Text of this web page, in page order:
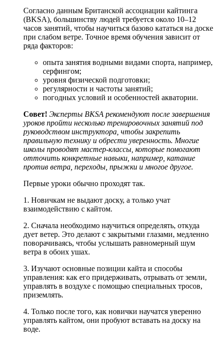
Согласно данным Британской ассоциации кайтинга
(BKSA), большинству людей требуется около 10–12
часов занятий, чтобы научиться базово кататься на доске
при слабом ветре. Точное время обучения зависит от
ряда факторов:
опыта занятия водными видами спорта, например,
серфингом;
уровня физической подготовки;
регулярности и частоты занятий;
погодных условий и особенностей акватории.
Совет! Эксперты BKSA рекомендуют после завершения
уроков пройти несколько тренировочных занятий под
руководством инструктора, чтобы закрепить
правильную технику и обрести уверенность. Многие
школы проводят мастер-классы, которые помогают
отточить конкретные навыки, например, катание
против ветра, переходы, прыжки и многое другое.
Первые уроки обычно проходят так.
1. Новичкам не выдают доску, а только учат
взаимодействию с кайтом.
2. Сначала необходимо научиться определять, откуда
дует ветер. Это делают с закрытыми глазами, медленно
поворачиваясь, чтобы услышать равномерный шум
ветра в обоих ушах.
3. Изучают основные позиции кайта и способы
управления: как его придерживать, отрывать от земли,
управлять в воздухе с помощью специальных тросов,
приземлять.
4. Только после того, как новички научатся уверенно
управлять кайтом, они пробуют вставать на доску на
воде.